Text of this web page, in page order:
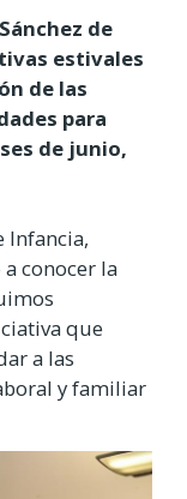
de
estivales
de las
para
de junio,
Infancia,
a conocer la
que
a las
y familiar